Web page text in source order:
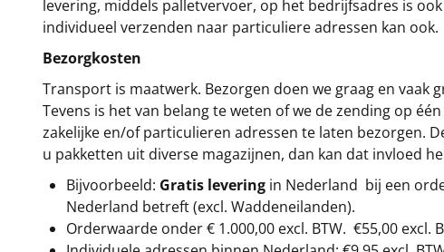
levering, middels palletvervoer, op het bedrijfsadres is
individueel verzenden naar particuliere adressen kan ook.
Bezorgkosten
Transport is maatwerk. Bezorgen doen we graag en
Tevens is het van belang te weten of we de zending op
zakelijke en/of particulieren adressen te laten bezorgen.
u pakketten uit diverse magazijnen, dan kan dat invloed
Bijvoorbeeld: Gratis levering in Nederland bij een
Nederland betreft (excl. Waddeneilanden).
Orderwaarde onder € 1.000,00 excl. BTW. €55,00 excl.